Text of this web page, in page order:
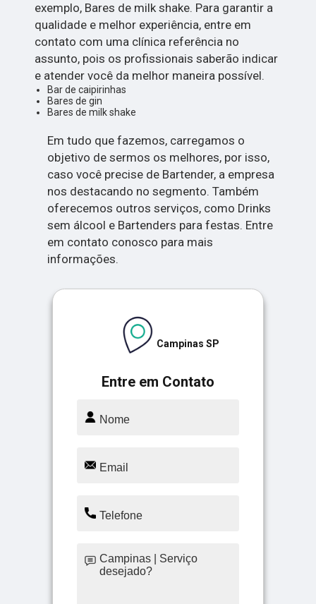
exemplo, Bares de milk shake. Para garantir a
qualidade e melhor experiência, entre em
contato com uma clínica referência no
assunto, pois os profissionais saberão indicar
e atender você da melhor maneira possível.
Bar de caipirinhas
Bares de gin
Bares de milk shake
Em tudo que fazemos, carregamos o
objetivo de sermos os melhores, por isso,
caso você precise de Bartender, a empresa
nos destacando no segmento. Também
oferecemos outros serviços, como Drinks
sem álcool e Bartenders para festas. Entre
em contato conosco para mais
informações.
Entre em Contato
Campinas SP